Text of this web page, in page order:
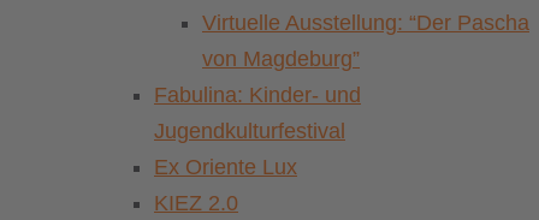
Virtuelle Ausstellung: “Der Pascha
von Magdeburg”
Fabulina: Kinder- und
Jugendkulturfestival
Ex Oriente Lux
KIEZ 2.0